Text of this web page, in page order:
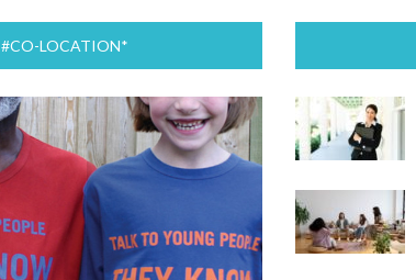
#CO-LOCATION*